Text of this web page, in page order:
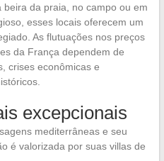
da praia, no campo ou em
esses locais oferecem um
As flutuações nos preços
da França dependem de
crises econômicas e
excepcionais
mediterrâneas e seu
é valorizada por suas villas de